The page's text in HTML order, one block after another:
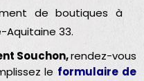
de boutiques à
Aquitaine 33.
Souchon,rendez-vous
le formulaire de